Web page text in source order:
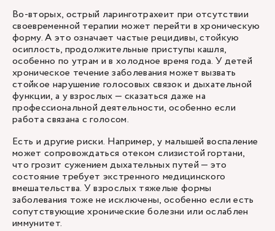
Во-вторых, острый ларинготрахеит при отсутствии
своевременной терапии может перейти в хроническую
форму. А это означает частые рецидивы, стойкую
осиплость, продолжительные приступы кашля,
особенно по утрам и в холодное время года. У детей
хроническое течение заболевания может вызвать
стойкое нарушение голосовых связок и дыхательной
функции, а у взрослых — сказаться даже на
профессиональной деятельности, особенно если
работа связана с голосом.
Есть и другие риски. Например, у малышей воспаление
может сопровождаться отеком слизистой гортани,
что грозит сужением дыхательных путей — это
состояние требует экстренного медицинского
вмешательства. У взрослых тяжелые формы
заболевания тоже не исключены, особенно если есть
сопутствующие хронические болезни или ослаблен
иммунитет.